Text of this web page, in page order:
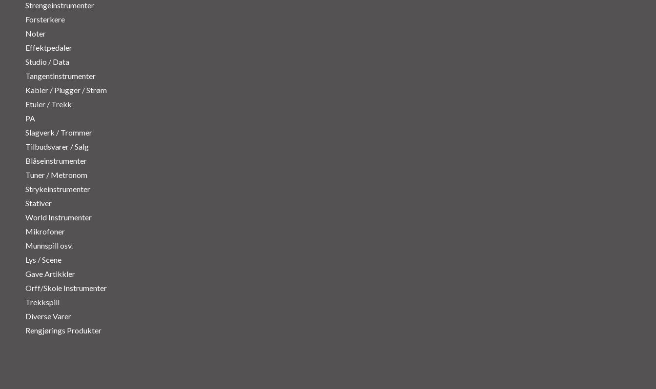
Strengeinstrumenter
Forsterkere
Noter
Effektpedaler
Studio / Data
Tangentinstrumenter
Kabler / Plugger / Strøm
Etuier / Trekk
PA
Slagverk / Trommer
Tilbudsvarer / Salg
Blåseinstrumenter
Tuner / Metronom
Strykeinstrumenter
Stativer
World Instrumenter
Mikrofoner
Munnspill osv.
Lys / Scene
Gave Artikkler
Orff/Skole Instrumenter
Trekkspill
Diverse Varer
Rengjørings Produkter